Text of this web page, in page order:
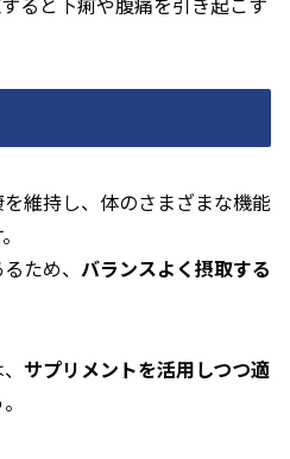
維持し、体のさまざまな機能
ため、 バランスよく摂取する
サプリメントを活用しつつ適
。